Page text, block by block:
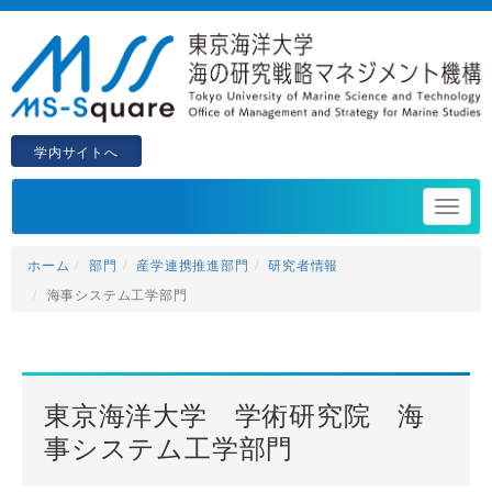
学内サイトへ
ホーム 部門 産学連携推進部門
研究者情報
海事システム工学部門
東京海洋大学 学術研究院 海
事システム工学部門